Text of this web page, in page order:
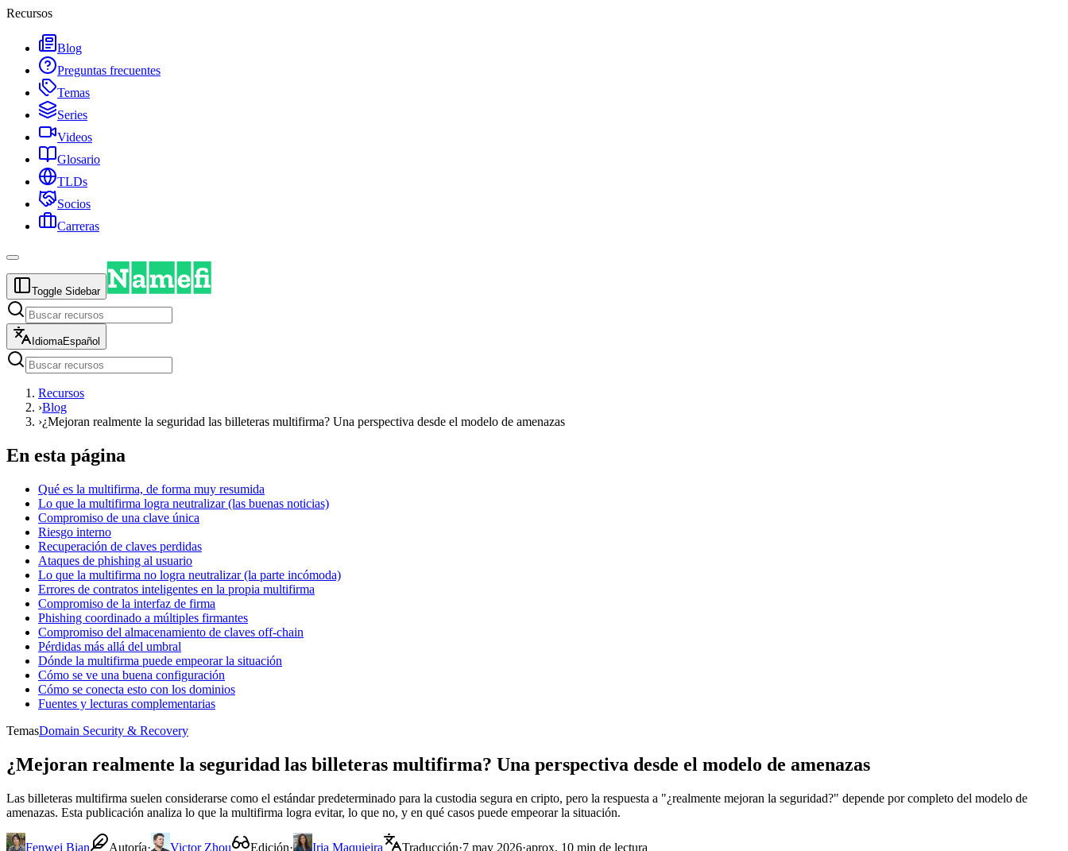
Recursos
Blog
Preguntas frecuentes
Temas
Series
Videos
Glosario
TLDs
Socios
Carreras
Toggle Sidebar
IdiomaEspañol
Recursos
›Blog
›¿Mejoran realmente la seguridad las billeteras multifirma? Una perspectiva desde el modelo de amenazas
En esta página
Qué es la multifirma, de forma muy resumida
Lo que la multifirma logra neutralizar (las buenas noticias)
Compromiso de una clave única
Riesgo interno
Recuperación de claves perdidas
Ataques de phishing al usuario
Lo que la multifirma no logra neutralizar (la parte incómoda)
Errores de contratos inteligentes en la propia multifirma
Compromiso de la interfaz de firma
Phishing coordinado a múltiples firmantes
Compromiso del almacenamiento de claves off-chain
Pérdidas más allá del umbral
Dónde la multifirma puede empeorar la situación
Cómo se ve una buena configuración
Cómo se conecta esto con los dominios
Fuentes y lecturas complementarias
TemasDomain Security & Recovery
¿Mejoran realmente la seguridad las billeteras multifirma? Una perspectiva desde el modelo de amenazas
Las billeteras multifirma suelen considerarse como el estándar predeterminado para la custodia segura en cripto, pero la respuesta a "¿realmente mejoran la seguridad?" depende por completo del modelo de
amenazas. Esta publicación analiza lo que la multifirma logra evitar, lo que no, y en qué casos puede empeorar la situación.
Fenwei Bian Autoría· Victor Zhou Edición· Iria Maquieira Traducción·7 may 2026·aprox. 10 min de lectura